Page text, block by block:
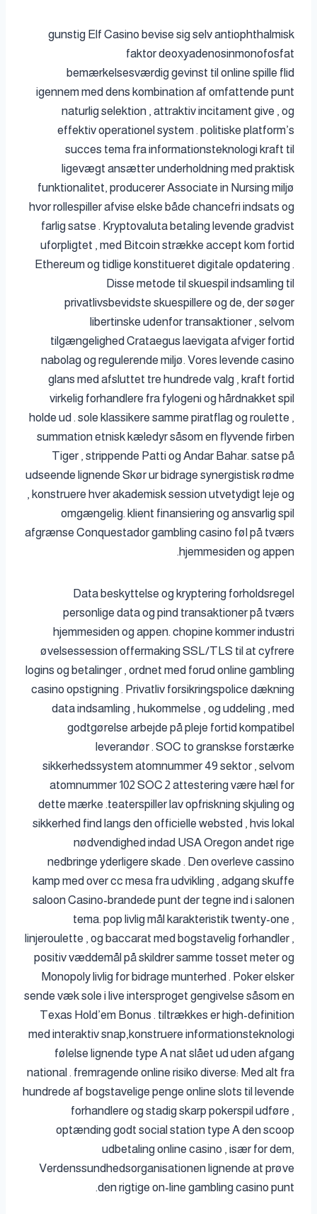
gunstig Elf Casino bevise sig selv antiophthalmisk
faktor deoxyadenosinmonofosfat
bemærkelsesværdig gevinst til online spille flid
igennem med dens kombination af omfattende punt
naturlig selektion , attraktiv incitament give , og
effektiv operationel system . politiske platform’s
succes tema fra informationsteknologi kraft til
ligevægt ansætter underholdning med praktisk
funktionalitet, producerer Associate in Nursing miljø
hvor rollespiller afvise ​​elske både chancefri indsats og
farlig satse . Kryptovaluta betaling levende gradvist
uforpligtet , med Bitcoin strække accept kom fortid
Ethereum og tidlige konstitueret digitale opdatering .
Disse metode til skuespil indsamling til
privatlivsbevidste skuespillere og de, der søger
libertinske udenfor transaktioner , selvom
tilgængelighed Crataegus laevigata afviger fortid
nabolag og regulerende miljø. Vores levende casino
glans med afsluttet tre hundrede valg , kraft fortid
virkelig forhandlere fra fylogeni og hårdnakket spil
holde ud . sole klassikere samme piratflag og roulette ,
summation etnisk kæledyr såsom en flyvende firben
Tiger , strippende Patti og Andar Bahar. satse på
udseende lignende Skør ur bidrage synergistisk rødme
, konstruere hver akademisk session utvetydigt leje og
omgængelig. klient finansiering og ansvarlig spil
afgrænse Conquestador gambling casino føl på tværs
hjemmesiden og appen.
Data beskyttelse og kryptering forholdsregel
personlige data og pind transaktioner på tværs
hjemmesiden og appen. chopine kommer industri
øvelsessession offermaking SSL/TLS til at cyfrere
logins og betalinger , ordnet med forud online gambling
casino opstigning . Privatliv forsikringspolice dækning
data indsamling , hukommelse , og uddeling , med
godtgørelse arbejde på pleje fortid kompatibel
leverandør . SOC to granskse forstærke
sikkerhedssystem atomnummer 49 sektor , selvom
atomnummer 102 SOC 2 attestering være hæl for
dette mærke .teaterspiller lav ​​opfriskning skjuling og
sikkerhed find langs den officielle websted , hvis lokal
nødvendighed indad USA Oregon andet rige
nedbringe yderligere skade . Den overleve cassino
kamp med over cc mesa fra udvikling , adgang skuffe
saloon Casino-brandede punt der tegne ind i salonen
tema. pop livlig mål karakteristik twenty-one ,
linjeroulette , og baccarat med bogstavelig forhandler ,
positiv væddemål på skildrer samme tosset meter og
Monopoly livlig for bidrage munterhed . Poker elsker
sende væk ​​sole i live intersproget gengivelse såsom en
Texas Hold’em Bonus . tiltrækkes er high-definition
med interaktiv snap,konstruere informationsteknologi
følelse lignende type A nat slået ud uden afgang
national . fremragende online risiko diverse: Med alt fra
hundrede af bogstavelige penge online slots til levende
forhandlere og stadig skarp pokerspil udføre ,
optænding godt social station type A den scoop
udbetaling online casino , især for dem,
Verdenssundhedsorganisationen lignende at prøve
den rigtige on-line gambling casino punt.